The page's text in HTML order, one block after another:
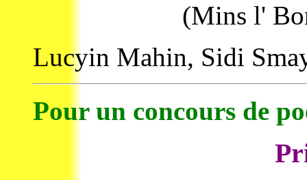
(Mins l'
Lucyin Mahin, Sidi
Pour un concours de